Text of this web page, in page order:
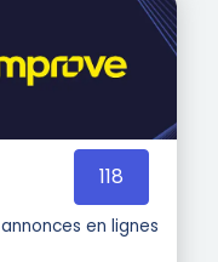
118
annonces en lignes